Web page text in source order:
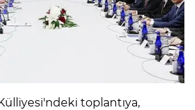
toplantıya,